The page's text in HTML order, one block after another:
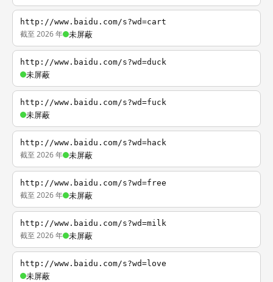
http://www.baidu.com/s?wd=cart
截至 2026 年 未屏蔽
http://www.baidu.com/s?wd=duck
未屏蔽
http://www.baidu.com/s?wd=fuck
未屏蔽
http://www.baidu.com/s?wd=hack
截至 2026 年 未屏蔽
http://www.baidu.com/s?wd=free
截至 2026 年 未屏蔽
http://www.baidu.com/s?wd=milk
截至 2026 年 未屏蔽
http://www.baidu.com/s?wd=love
未屏蔽